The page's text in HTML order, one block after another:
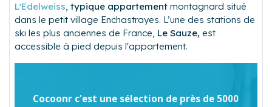
L'Edelweiss, typique appartement montagnard situé
dans le petit village Enchastrayes. L’une des stations de
ski les plus anciennes de France, Le Sauze, est
accessible à pied depuis l'appartement.
Cocoonr c'est une sélection de près de 5000